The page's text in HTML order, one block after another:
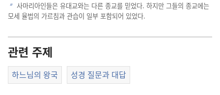
b 사마리아인들은 유대교와는 다른 종교를 믿었다. 하지만 그들의 종교에는
모세 율법의 가르침과 관습이 일부 포함되어 있었다.
관련 주제
하느님의 왕국 성경 질문과 대답